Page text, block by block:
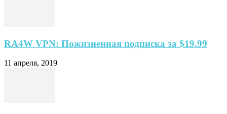
RA4W VPN: Пожизненная подписка за $19.99
11 апреля, 2019